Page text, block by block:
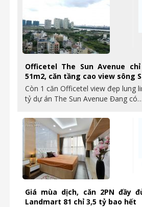
Officetel The Sun Avenue
51m2, căn tầng cao view sông
Còn 1 căn Officetel view đẹp lung
tỷ dự án The Sun Avenue Đang có…
Giá mùa dịch, căn 2PN đầy
Landmart 81 chỉ 3,5 tỷ bao hết